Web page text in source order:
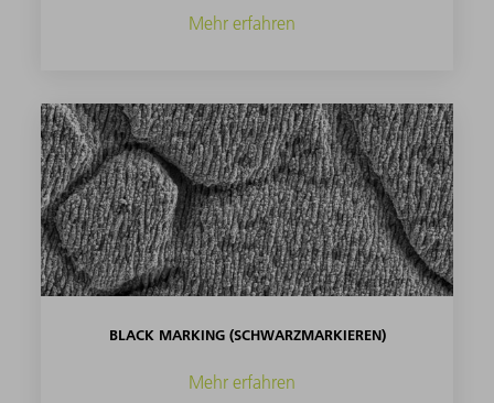
Mehr erfahren
BLACK MARKING (SCHWARZMARKIEREN)
Mehr erfahren